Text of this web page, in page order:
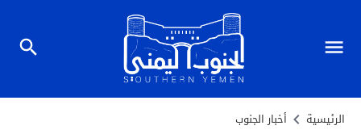
الرئيسية أخبار الجنوب